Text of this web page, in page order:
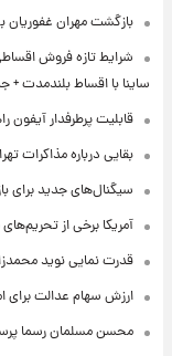
بازگشت مهران غفوریان
شرایط تازه فروش
ساینا با اقساط بلندمدت +
قابلیت پرطرفدار
بقایی درباره مذاکرات
سیگنال‌های جدید برای
آمریکا برخی از
قدرت نمایی نوید
ارزش سهام عدالت برای امروز
محسن مسلمان رسما